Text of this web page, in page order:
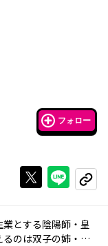
フォロー
Xで投稿する
ライン
コピー
業とする陰陽師・皇
のは双子の姉・北